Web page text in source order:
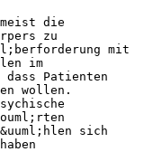
die
zu
mit
im
dass Patienten
wollen.
sich